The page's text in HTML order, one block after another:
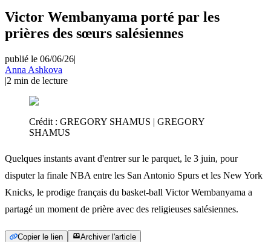
Victor Wembanyama porté par les
prières des sœurs salésiennes
publié le 06/06/26|
Anna Ashkova
|2 min de lecture
Crédit : GREGORY SHAMUS | GREGORY
SHAMUS
Quelques instants avant d'entrer sur le parquet, le 3 juin, pour
disputer la finale NBA entre les San Antonio Spurs et les New York
Knicks, le prodige français du basket-ball Victor Wembanyama a
partagé un moment de prière avec des religieuses salésiennes.
Copier le lien Archiver l'article